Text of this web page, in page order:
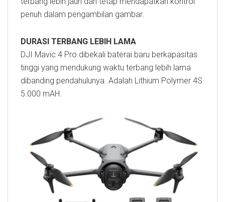
penuh dalam pengambilan gambar.
DURASI TERBANG LEBIH LAMA
DJI Mavic 4 Pro dibekali baterai baru berkapasitas
tinggi yang mendukung waktu terbang lebih lama
dibanding pendahulunya. Adalah Lithium Polymer 4S
5.000 mAH.